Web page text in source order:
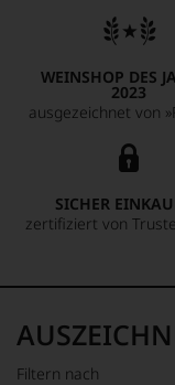
präsenter Säure
Beeren, Kräutern
klassische und
besten Jahrgänge
WEINSHOP DES
2023
ausgezeichnet von
SICHER
zertifiziert von
Filtern nach